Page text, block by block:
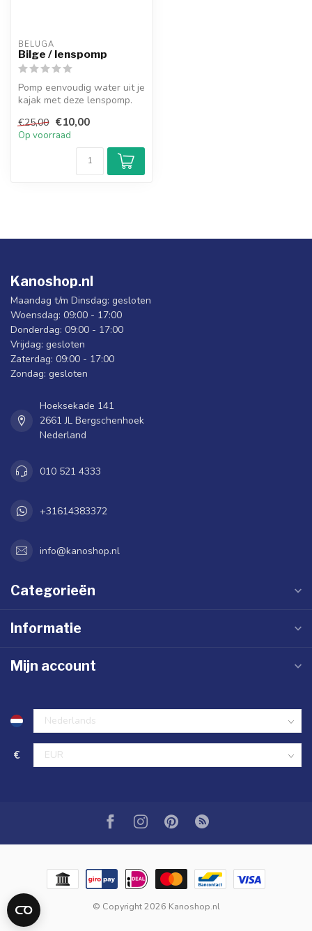
BELUGA
Bilge / lenspomp
Pomp eenvoudig water uit je
kajak met deze lenspomp.
€25,00 €10,00
Op voorraad
Kanoshop.nl
Maandag t/m Dinsdag: gesloten
Woensdag: 09:00 - 17:00
Donderdag: 09:00 - 17:00
Vrijdag: gesloten
Zaterdag: 09:00 - 17:00
Zondag: gesloten
Hoeksekade 141
2661 JL Bergschenhoek
Nederland
010 521 4333
+31614383372
info@kanoshop.nl
Categorieën
Informatie
Mijn account
€
© Copyright 2026 Kanoshop.nl